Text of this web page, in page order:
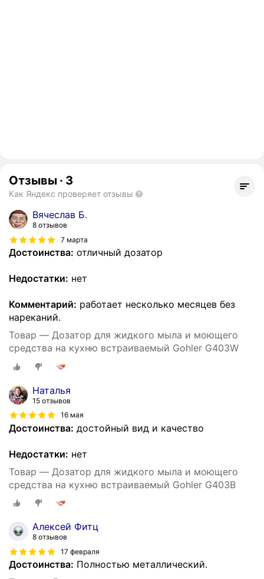
Отзывы · 3
Как Яндекс проверяет отзывы
Вячеслав Б.
8 отзывов
7 марта
Достоинства: отличный дозатор
Недостатки: нет
Комментарий: работает несколько месяцев без
нареканий.
Товар — Дозатор для жидкого мыла и моющего
средства на кухню встраиваемый Gohler G403W
Наталья
15 отзывов
16 мая
Достоинства: достойный вид и качество
Недостатки: нет
Товар — Дозатор для жидкого мыла и моющего
средства на кухню встраиваемый Gohler G403B
Алексей Фитц
8 отзывов
17 февраля
Достоинства: Полностью металлический.